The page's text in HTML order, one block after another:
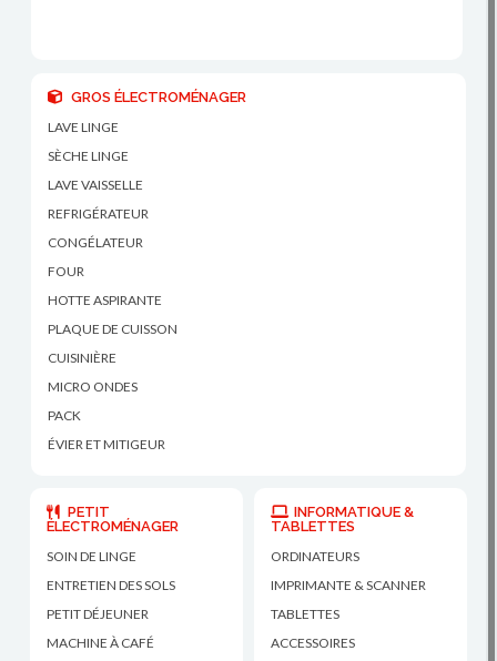
GROS ÉLECTROMÉNAGER
LAVE LINGE
SÈCHE LINGE
LAVE VAISSELLE
REFRIGÉRATEUR
CONGÉLATEUR
FOUR
HOTTE ASPIRANTE
PLAQUE DE CUISSON
CUISINIÈRE
MICRO ONDES
PACK
ÉVIER ET MITIGEUR
PETIT
ÉLECTROMÉNAGER
SOIN DE LINGE
ENTRETIEN DES SOLS
PETIT DÉJEUNER
MACHINE À CAFÉ
INFORMATIQUE &
TABLETTES
ORDINATEURS
IMPRIMANTE & SCANNER
TABLETTES
ACCESSOIRES